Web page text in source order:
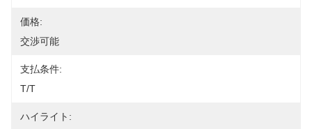
価格:
交渉可能
支払条件:
T/T
ハイライト: